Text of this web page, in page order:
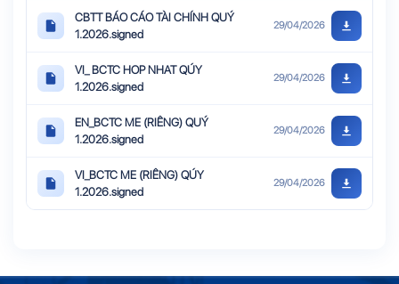
CBTT BÁO CÁO TÀI CHÍNH QUÝ
1.2026.signed
29/04/2026
VI_ BCTC HOP NHAT QÚY
1.2026.signed
29/04/2026
EN_BCTC ME (RIÊNG) QUÝ
1.2026.signed
29/04/2026
VI_BCTC ME (RIÊNG) QÚY
1.2026.signed
29/04/2026